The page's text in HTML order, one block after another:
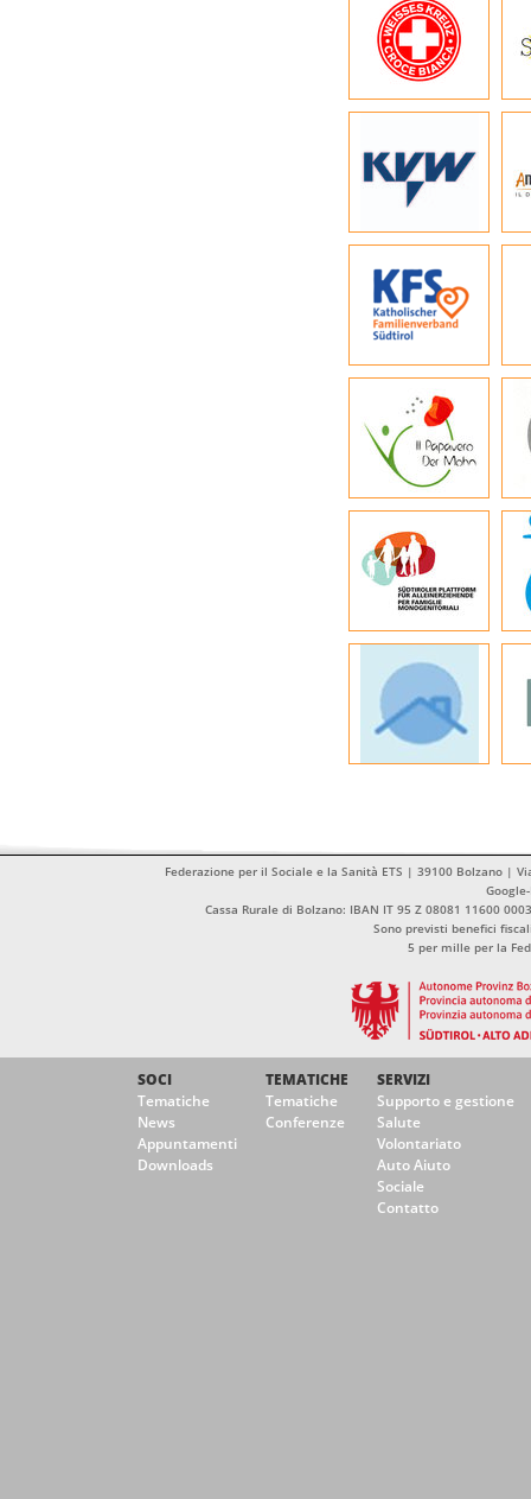
Federazione per il Sociale e la Sanità ETS | 39100 Bolzano |
Cassa Rurale di Bolzano: IBAN IT 95 Z 08081 11600
Sono previsti benefici
5 per mille per la
SOCI
Tematiche
News
Appuntamenti
Downloads
TEMATICHE
Tematiche
Conferenze
SERVIZI
Supporto e gestione
Salute
Volontariato
Auto Aiuto
Sociale
Contatto